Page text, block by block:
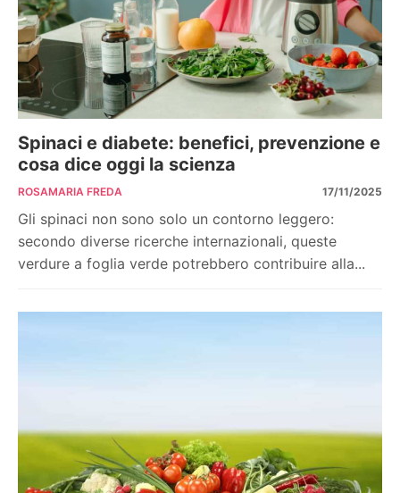
Spinaci e diabete: benefici, prevenzione e
cosa dice oggi la scienza
ROSAMARIA FREDA 17/11/2025
Gli spinaci non sono solo un contorno leggero:
secondo diverse ricerche internazionali, queste
verdure a foglia verde potrebbero contribuire alla...